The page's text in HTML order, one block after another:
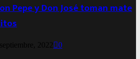
Pepe y Don José toman mate
septiembre, 2022 0